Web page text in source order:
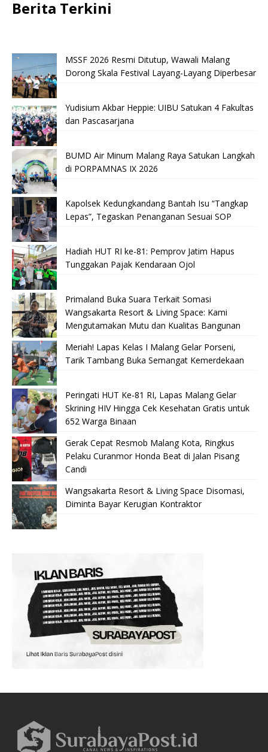
Berita Terkini
MSSF 2026 Resmi Ditutup, Wawali Malang
Dorong Skala Festival Layang-Layang Diperbesar
Yudisium Akbar Heppie: UIBU Satukan 4 Fakultas
dan Pascasarjana
BUMD Air Minum Malang Raya Satukan Langkah
di PORPAMNAS IX 2026
Kapolsek Kedungkandang Bantah Isu “Tangkap
Lepas”, Tegaskan Penanganan Sesuai SOP
Hadiah HUT RI ke-81: Pemprov Jatim Hapus
Tunggakan Pajak Kendaraan Ojol
Primaland Buka Suara Terkait Somasi
Wangsakarta Resort & Living Space: Kami
Mengutamakan Mutu dan Kualitas Bangunan
Meriah! Lapas Kelas I Malang Gelar Porseni,
Tarik Tambang Buka Semangat Kemerdekaan
Peringati HUT Ke-81 RI, Lapas Malang Gelar
Skrining HIV Hingga Cek Kesehatan Gratis untuk
652 Warga Binaan
Gerak Cepat Resmob Malang Kota, Ringkus
Pelaku Curanmor Honda Beat di Jalan Pisang
Candi
Wangsakarta Resort & Living Space Disomasi,
Diminta Bayar Kerugian Kontraktor